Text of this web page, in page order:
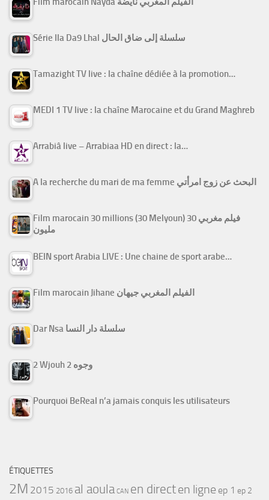
Série Ila Da9 Lhal سلسلة إلى ضاق الحال
Tamazight TV live : la chaîne dédiée à la promotion…
MEDI 1 TV live : la chaîne Marocaine et du Grand Maghreb
Arrabiâ live – Arrabiaa HD en direct : la…
A la recherche du mari de ma femme البحث عن زوج امرأتي
Film marocain 30 millions (30 Melyoun) فيلم مغربي 30
مليون
BEIN sport Arabia LIVE : Une chaine de sport arabe…
Film marocain Jihane الفيلم المغربي جيهان
Dar Nsa سلسلة دار النسا
2 Wjouh 2 وجوه
Pourquoi BeReal n’a jamais conquis les utilisateurs
ÉTIQUETTES
2M 2015 2016 al aoula CAN en directen ligne ep 1 ep 2